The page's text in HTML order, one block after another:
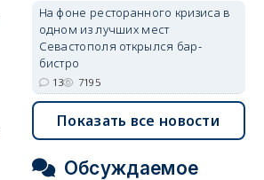
На фоне ресторанного кризиса в
одном из лучших мест
Севастополя открылся бар-
бистро
13 7195
Показать все новости
Обсуждаемое